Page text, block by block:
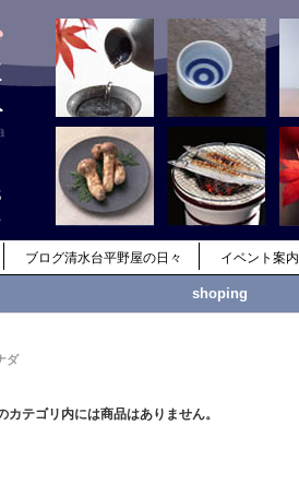
ブログ清水台平野屋の日々 イベント案内
shoping
ダ
カテゴリ内には商品はありません。